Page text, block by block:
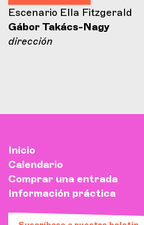
Escenario Ella Fitzgerald
Gábor Takács-Nagy
dirección
Inicio
Calendario
Comprar una entrada
Información práctica